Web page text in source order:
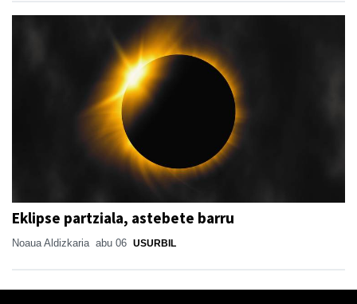
Eklipse partziala, astebete barru
Noaua Aldizkaria abu 06 USURBIL